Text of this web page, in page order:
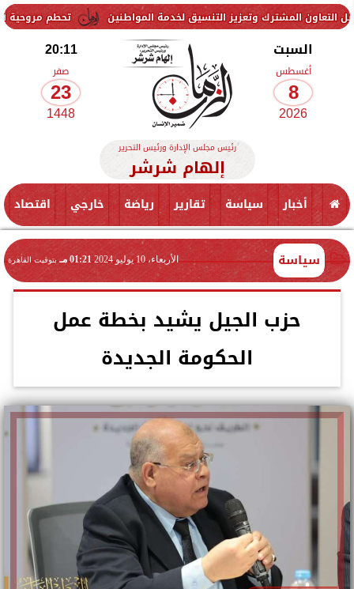
تحطم مروحية أثناء مكافحة وتعزيز التنسيق لخدمة المواطنين
السبت
أغسطس
8
2026
20:11
صفر
23
1448
رئيس مجلس الإدارة ورئيس التحرير
إلهام شرشر
أخبار سياسة تقارير رياضة خارجي اقتصاد
سياسة الأربعاء، 10 يوليو 2024 01:21 مـ بتوقيت القاهرة
حزب الجيل يشيد بخطة عمل
الحكومة الجديدة